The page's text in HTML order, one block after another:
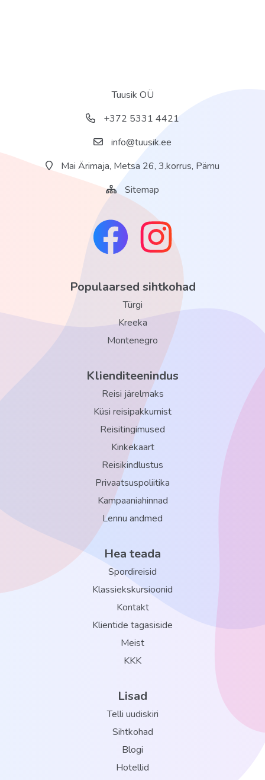
Populaarsed sihtkohad
Türgi
Kreeka
Montenegro
Klienditeenindus
Reisi järelmaks
Küsi reisipakkumist
Reisitingimused
Kinkekaart
Reisikindlustus
Privaatsuspoliitika
Kampaaniahinnad
Lennu andmed
Hea teada
Spordireisid
Klassiekskursioonid
Kontakt
Klientide tagasiside
Meist
KKK
Lisad
Telli uudiskiri
Sihtkohad
Blogi
Hotellid
Tuusik OÜ
+372 5331 4421
info@tuusik.ee
Mai Ärimaja, Metsa 26, 3.korrus, Pärnu
Sitemap